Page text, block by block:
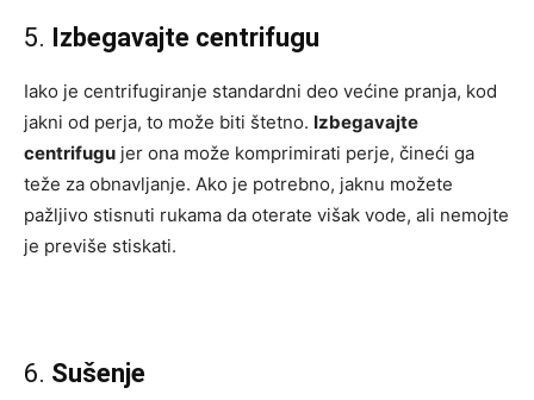
5. Izbegavajte centrifugu
Iako je centrifugiranje standardni deo većine pranja, kod
jakni od perja, to može biti štetno. Izbegavajte
centrifugu jer ona može komprimirati perje, čineći ga
teže za obnavljanje. Ako je potrebno, jaknu možete
pažljivo stisnuti rukama da oterate višak vode, ali nemojte
je previše stiskati.
6. Sušenje